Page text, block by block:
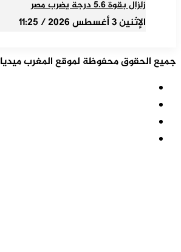
زلزال بقوة 5.6 درجة يضرب مصر
الإثنين 3 أغسطس 2026 / 11:25
جميع الحقوق محفوظة لموقع المغرب ميديا 2026 ©